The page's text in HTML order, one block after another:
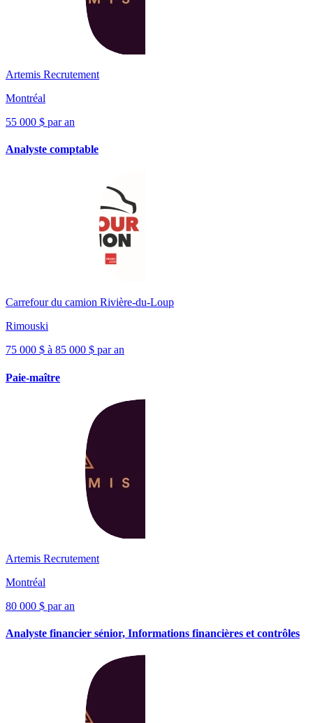
Artemis Recrutement
Montréal
55 000 $ par an
Analyste comptable
Carrefour du camion Rivière-du-Loup
Rimouski
75 000 $ à 85 000 $ par an
Paie-maître
Artemis Recrutement
Montréal
80 000 $ par an
Analyste financier sénior, Informations financières et contrôles